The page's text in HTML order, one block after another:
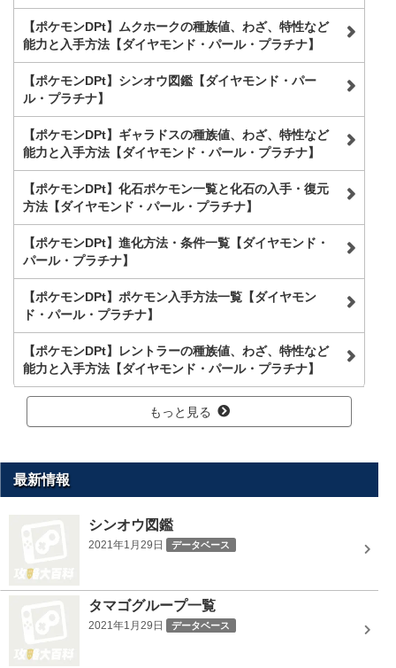
【ポケモンDPt】ムクホークの種族値、わざ、特性など
能力と入手方法【ダイヤモンド・パール・プラチナ】
【ポケモンDPt】シンオウ図鑑【ダイヤモンド・パー
ル・プラチナ】
【ポケモンDPt】ギャラドスの種族値、わざ、特性など
能力と入手方法【ダイヤモンド・パール・プラチナ】
【ポケモンDPt】化石ポケモン一覧と化石の入手・復元
方法【ダイヤモンド・パール・プラチナ】
【ポケモンDPt】進化方法・条件一覧【ダイヤモンド・
パール・プラチナ】
【ポケモンDPt】ポケモン入手方法一覧【ダイヤモン
ド・パール・プラチナ】
【ポケモンDPt】レントラーの種族値、わざ、特性など
能力と入手方法【ダイヤモンド・パール・プラチナ】
もっと見る
最新情報
シンオウ図鑑
2021年1月29日 データベース
タマゴグループ一覧
2021年1月29日 データベース